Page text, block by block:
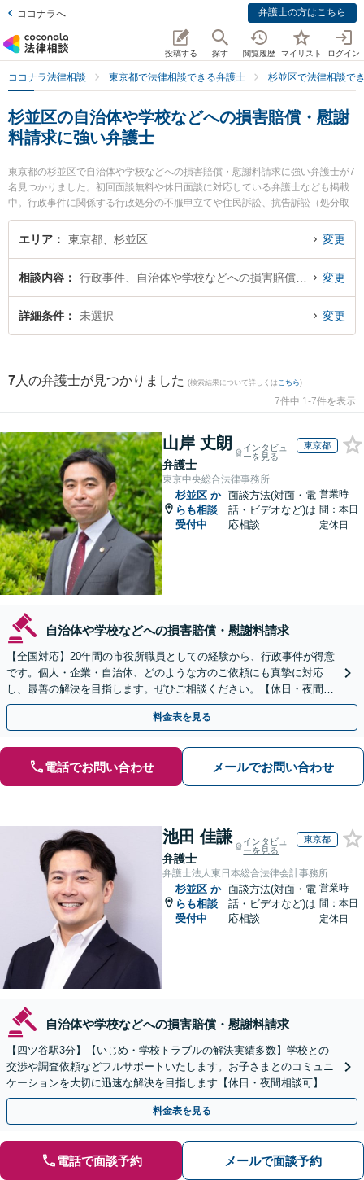
ココナラへ 弁護士の方はこちら
投稿する 探す 閲覧履歴 マイリスト ログイン
ココナラ法律相談 東京都で法律相談できる弁護士 杉並区で法律相談で
杉並区の自治体や学校などへの損害賠償・慰謝
料請求に強い弁護士
東京都の杉並区で自治体や学校などへの損害賠償・慰謝料請求に強い弁護士が7
名見つかりました。初回面談無料や休日面談に対応している弁護士なども掲載
中。行政事件に関係する行政処分の不服申立てや住民訴訟、抗告訴訟（処分取
り消し等）等の細かな分野での絞り込み検索もでき便利です。特に弁護士法人K
TG 杉並法律事務所の木村 恒平弁護士や弁護士法人KTG 杉並法律事務所の小島
生した自治体や学校などへの損害賠償・慰謝料請求のトラブルを今すぐに弁護
士に相談したい』『自治体や学校などへの損害賠償・慰謝料請求のトラブル解
決の実績豊富な近くの弁護士を検索したい』『初回相談無料で自治体や学校な
エリア 東京都、杉並区 変更
相談内容 変更
詳細条件 未選択 変更
7 人の弁護士が見つかりました (検索結果について詳しくは こちら)
7件中 1-7件を表示
山岸 丈朗
弁護士
インタビュ
ーを見る
東京都
東京中央総合法律事務所
杉並区 か
らも相談
受付中
面談方法(対面・電
話・ビデオなど)は
応相談
営業時
間：本日
定休日
自治体や学校などへの損害賠償・慰謝料請求
【全国対応】20年間の市役所職員としての経験から、行政事件が得意
です。個人・企業・自治体、どのような方のご依頼にも真摯に対応
し、最善の解決を目指します。ぜひご相談ください。【休日・夜間相
談可】【ビデオ面談可】【銀座駅1分】
料金表を見る
電話でお問い合わせ メールでお問い合わせ
池田 佳謙
弁護士
インタビュ
ーを見る
東京都
弁護士法人東日本総合法律会計事務所
杉並区 か
らも相談
受付中
面談方法(対面・電
話・ビデオなど)は
応相談
営業時
間：本日
定休日
自治体や学校などへの損害賠償・慰謝料請求
【四ツ谷駅3分】【いじめ・学校トラブルの解決実績多数】学校との
交渉や調査依頼などフルサポートいたします。お子さまとのコミュニ
ケーションを大切に迅速な解決を目指します【休日・夜間相談可】
【初回相談無料】【Zoomなどのオンライン面談可】
料金表を見る
電話で面談予約 メールで面談予約